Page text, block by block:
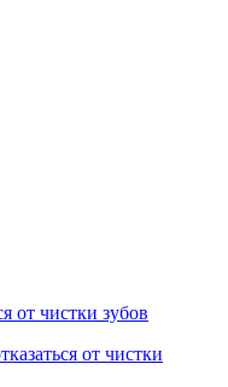
от чистки зубов
от чистки